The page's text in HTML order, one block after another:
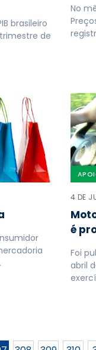
brasileiro
de
No
4 DE
é
Foi
abril